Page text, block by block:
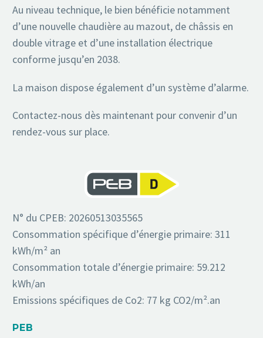
Au niveau technique, le bien bénéficie notamment
d’une nouvelle chaudière au mazout, de châssis en
double vitrage et d’une installation électrique
conforme jusqu’en 2038.
La maison dispose également d’un système d’alarme.
Contactez-nous dès maintenant pour convenir d’un
rendez-vous sur place.
N° du CPEB: 20260513035565
Consommation spécifique d’énergie primaire: 311
kWh/m² an
Consommation totale d’énergie primaire: 59.212
kWh/an
Emissions spécifiques de Co2: 77 kg CO2/m².an
PEB